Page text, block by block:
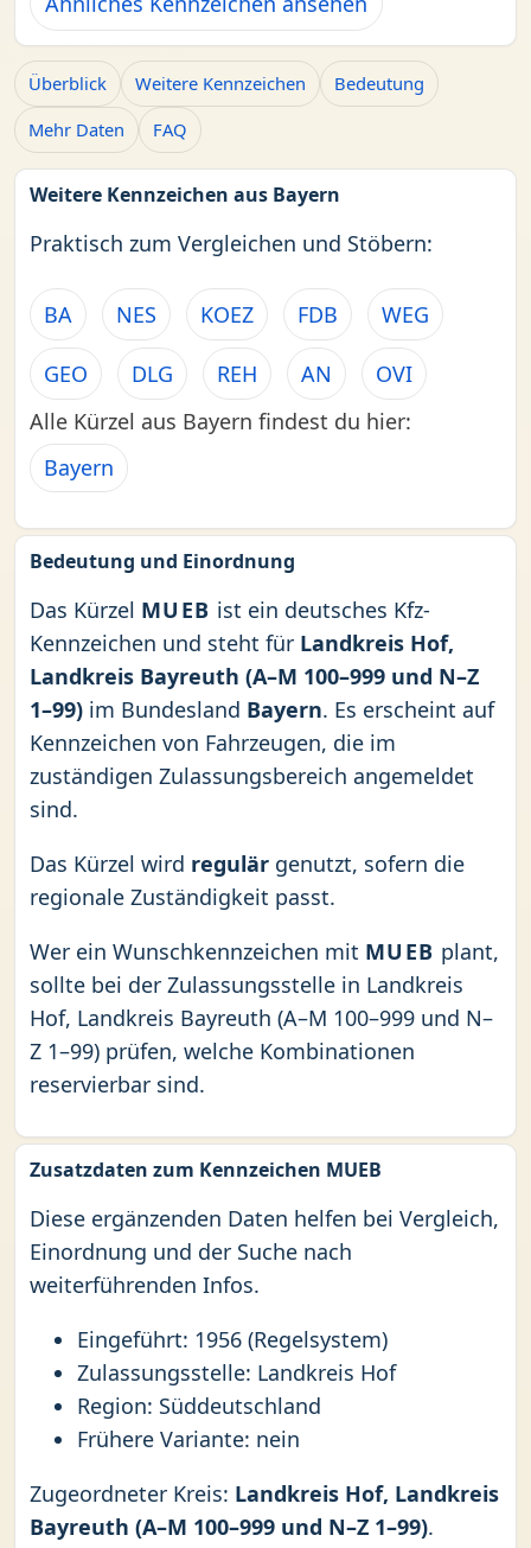
Überblick Weitere Kennzeichen
Bedeutung
Mehr Daten
FAQ
Weitere Kennzeichen aus Bayern
Praktisch zum Vergleichen und Stöbern:
BA NES KOEZ FDB WEG
GEO DLG REH AN
OVI
Alle Kürzel aus Bayern findest du hier:
Bayern
Bedeutung und Einordnung
Das Kürzel MUEB ist ein deutsches Kfz-
Kennzeichen und steht für Landkreis Hof,
Landkreis Bayreuth (A–M 100–999 und N–Z
1–99) im Bundesland Bayern. Es erscheint auf
Kennzeichen von Fahrzeugen, die im
zuständigen Zulassungsbereich angemeldet
sind.
Das Kürzel wird regulär genutzt, sofern die
regionale Zuständigkeit passt.
Wer ein Wunschkennzeichen mit MUEB plant,
sollte bei der Zulassungsstelle in Landkreis
Hof, Landkreis Bayreuth (A–M 100–999 und N–
Z 1–99) prüfen, welche Kombinationen
reservierbar sind.
Zusatzdaten zum Kennzeichen MUEB
Diese ergänzenden Daten helfen bei Vergleich,
Einordnung und der Suche nach
weiterführenden Infos.
Eingeführt: 1956 (Regelsystem)
Zulassungsstelle: Landkreis Hof
Region: Süddeutschland
Frühere Variante: nein
Zugeordneter Kreis: Landkreis Hof, Landkreis
Bayreuth (A–M 100–999 und N–Z 1–99).